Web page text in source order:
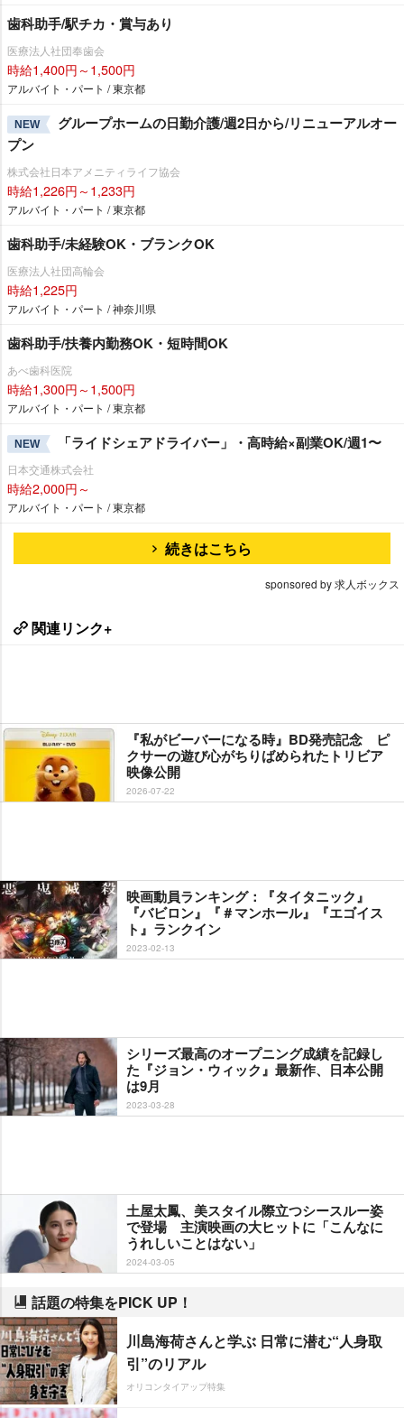
歯科助手/駅チカ・賞与あり
医療法人社団奉歯会
時給1,400円～1,500円
アルバイト・パート / 東京都
NEW
グループホームの日勤介護/週2日から/リニューアルオー
プン
株式会社日本アメニティライフ協会
時給1,226円～1,233円
アルバイト・パート / 東京都
歯科助手/未経験OK・ブランクOK
医療法人社団高輪会
時給1,225円
アルバイト・パート / 神奈川県
歯科助手/扶養内勤務OK・短時間OK
あべ歯科医院
時給1,300円～1,500円
アルバイト・パート / 東京都
NEW 「ライドシェアドライバー」・高時給×副業OK/週1〜
日本交通株式会社
時給2,000円～
アルバイト・パート / 東京都
続きはこちら
sponsored by 求人ボックス
関連リンク+
『私がビーバーになる時』BD発売記念 ピ
クサーの遊び心がちりばめられたトリビア
映像公開
2026-07-22
映画動員ランキング：『タイタニック』
『バビロン』『＃マンホール』『エゴイス
ト』ランクイン
2023-02-13
シリーズ最高のオープニング成績を記録し
た『ジョン・ウィック』最新作、日本公開
は9月
2023-03-28
土屋太鳳、美スタイル際立つシースルー姿
で登場 主演映画の大ヒットに「こんなに
うれしいことはない」
2024-03-05
話題の特集をPICK UP！
川島海荷さんと学ぶ 日常に潜む“人身取
引”のリアル
オリコンタイアップ特集